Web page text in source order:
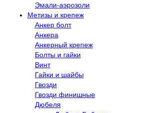
Эмали-аэрозоли
Метизы и крепеж
Анкер болт
Анкера
Анкерный крепеж
Болты и гайки
Винт
Гайки и шайбы
Гвозди
Гвозди финишные
Дюбеля